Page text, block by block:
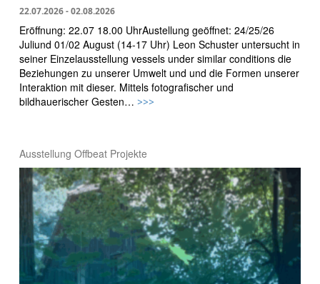
22.07.2026 - 02.08.2026
Eröffnung: 22.07 18.00 UhrAustellung geöffnet: 24/25/26
Juliund 01/02 August (14-17 Uhr) Leon Schuster untersucht in
seiner Einzelausstellung vessels under similar conditions die
Beziehungen zu unserer Umwelt und und die Formen unserer
Interaktion mit dieser. Mittels fotografischer und
bildhauerischer Gesten…>>>
Ausstellung Offbeat Projekte